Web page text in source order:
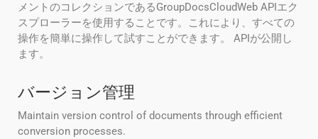
メントのコレクションであるGroupDocsCloudWeb APIエク
スプローラーを使用することです。これにより、すべての
操作を簡単に操作して試すことができます。 APIが公開し
ます。
バージョン管理
Maintain version control of documents through efficient
conversion processes.